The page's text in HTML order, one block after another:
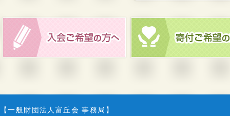
【一般財団法人富丘会 事務局】